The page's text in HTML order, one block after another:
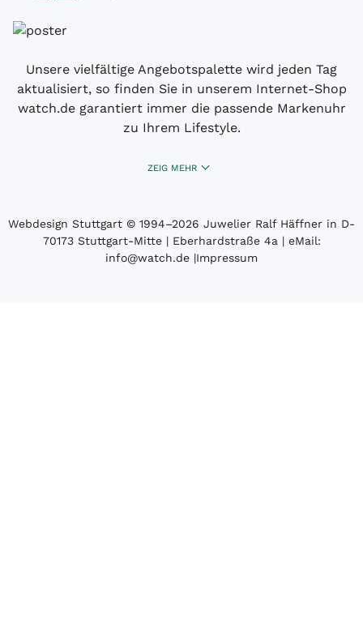
Unsere vielfältige Angebotspalette wird jeden Tag
aktualisiert, so finden Sie in unserem Internet-Shop
watch.de garantiert immer die passende Markenuhr
zu Ihrem Lifestyle.
ZEIG MEHR
Webdesign Stuttgart © 1994­–2026 Juwelier Ralf Häffner in D-
70173 Stuttgart-Mitte | Eberhardstraße 4a | eMail:
info@watch.de |Impressum